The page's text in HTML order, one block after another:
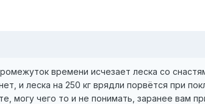
времени исчезает леска со
и леска на 250 кг врядли порвётся при
могу чего то и не понимать, заранее вам